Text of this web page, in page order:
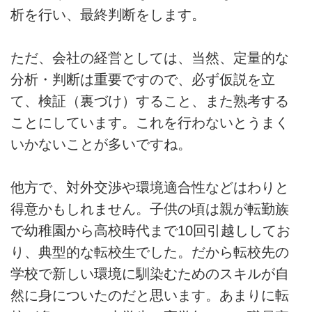
析を行い、最終判断をします。
ただ、会社の経営としては、当然、定量的な
分析・判断は重要ですので、必ず仮説を立
て、検証（裏づけ）すること、また熟考する
ことにしています。これを行わないとうまく
いかないことが多いですね。
他方で、対外交渉や環境適合性などはわりと
得意かもしれません。子供の頃は親が転勤族
で幼稚園から高校時代まで10回引越ししてお
り、典型的な転校生でした。だから転校先の
学校で新しい環境に馴染むためのスキルが自
然に身についたのだと思います。あまりに転